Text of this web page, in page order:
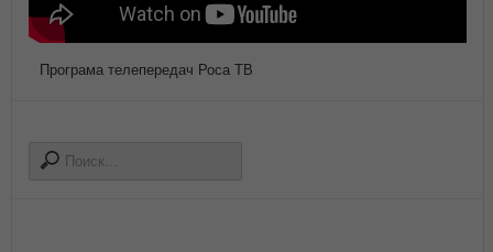
Програма телепередач Роса ТВ